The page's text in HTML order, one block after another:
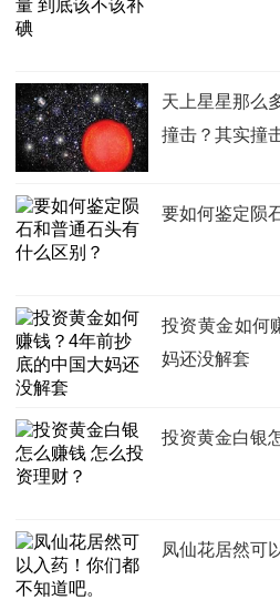
天上星星那么
撞击？其实撞
要如何鉴定陨
投资黄金如何
妈还没解套
投资黄金白银
凤仙花居然可